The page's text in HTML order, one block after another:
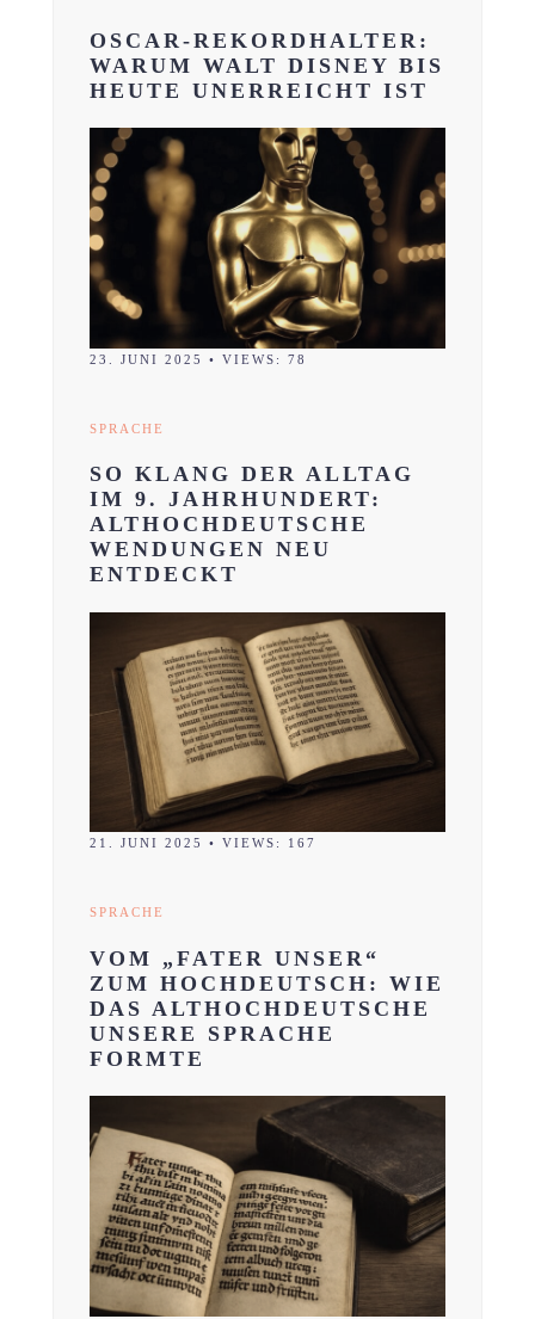
OSCAR-REKORDHALTER:
WARUM WALT DISNEY BIS
HEUTE UNERREICHT IST
23. JUNI 2025 • VIEWS: 78
SPRACHE
SO KLANG DER ALLTAG
IM 9. JAHRHUNDERT:
ALTHOCHDEUTSCHE
WENDUNGEN NEU
ENTDECKT
21. JUNI 2025 • VIEWS: 167
SPRACHE
VOM „FATER UNSER“
ZUM HOCHDEUTSCH: WIE
DAS ALTHOCHDEUTSCHE
UNSERE SPRACHE
FORMTE